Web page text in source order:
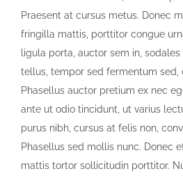
Praesent at cursus metus. Donec
fringilla mattis, porttitor congue
ligula porta, auctor sem in,
tellus, tempor sed fermentum sed,
Phasellus auctor pretium ex nec
ante ut odio tincidunt, ut varius
purus nibh, cursus at felis non,
Phasellus sed mollis nunc. Donec
mattis tortor sollicitudin porttitor.